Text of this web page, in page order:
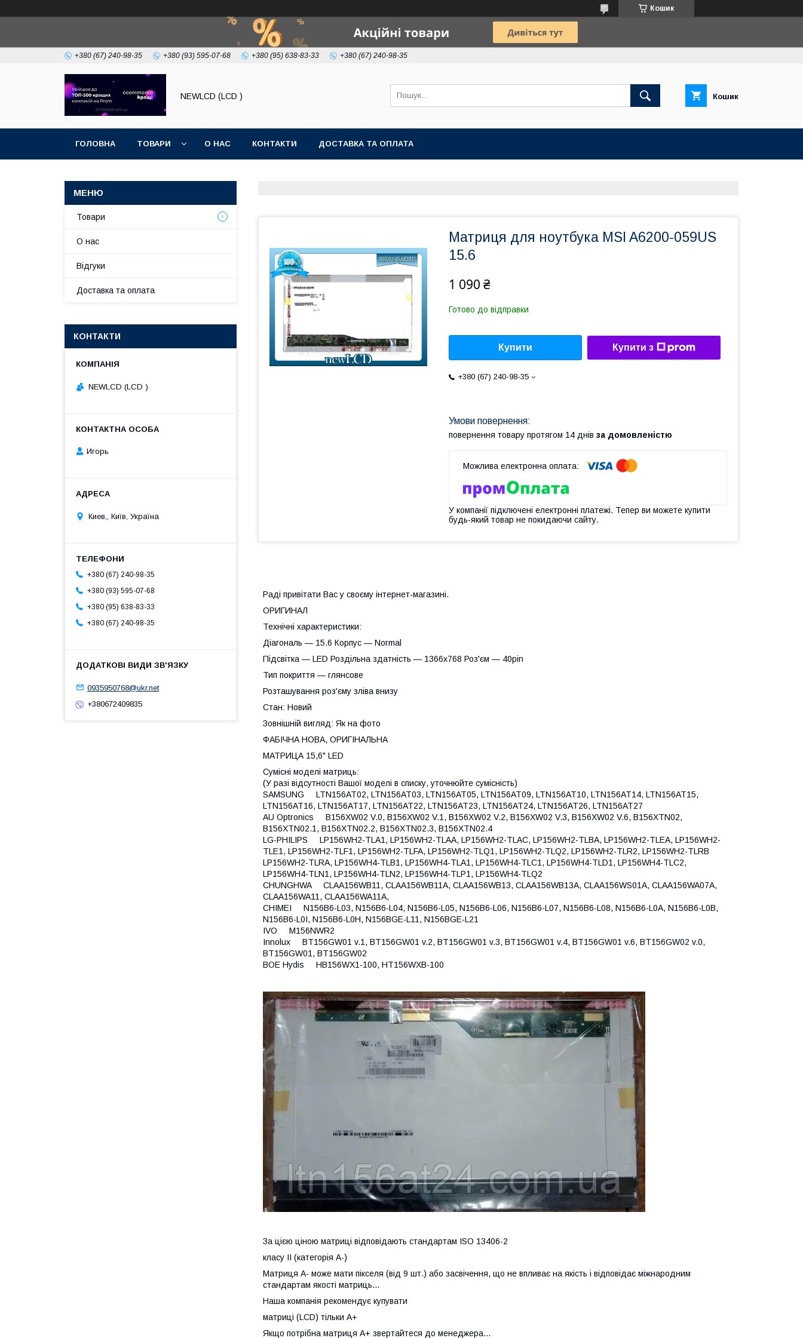
Кошик
+380 (67) 240-98-35 +380 (93) 595-07-68 +380 (95) 638-83-33 +380 (67) 240-98-35
NEWLCD (LCD ) Кошик
ГОЛОВНА ТОВАРИ О НАС КОНТАКТИ ДОСТАВКА ТА ОПЛАТА
Матриця для ноутбука MSI A6200-059US
15.6
1 090 ₴
Готово до відправки
Купити Купити з
+380 (67) 240-98-35
повернення товару протягом 14 днів за домовленістю
У компанії підключені електронні платежі. Тепер ви можете купити
будь-який товар не покидаючи сайту.
Раді привітати Вас у своєму інтернет-магазині.
ОРИГИНАЛ
Технічні характеристики:
Діагональ — 15.6 Корпус — Normal
Підсвітка — LED Роздільна здатність — 1366х768 Роз'єм — 40pin
Тип покриття — глянсове
Розташування роз'єму зліва внизу
Стан: Новий
Зовнішній вигляд: Як на фото
ФАБІЧНА НОВА, ОРИГІНАЛЬНА
МАТРИЦА 15,6" LED
Сумісні моделі матриць:
(У разі відсутності Вашої моделі в списку, уточнюйте сумісність)
SAMSUNG LTN156AT02, LTN156AT03, LTN156AT05, LTN156AT09, LTN156AT10, LTN156AT14, LTN156AT15,
LTN156AT16, LTN156AT17, LTN156AT22, LTN156AT23, LTN156AT24, LTN156AT26, LTN156AT27
AU Optronics B156XW02 V.0, B156XW02 V.1, B156XW02 V.2, B156XW02 V.3, B156XW02 V.6, B156XTN02,
B156XTN02.1, B156XTN02.2, B156XTN02.3, B156XTN02.4
LG-PHILIPS LP156WH2-TLA1, LP156WH2-TLAA, LP156WH2-TLAC, LP156WH2-TLBA, LP156WH2-TLEA, LP156WH2-
TLE1, LP156WH2-TLF1, LP156WH2-TLFA, LP156WH2-TLQ1, LP156WH2-TLQ2, LP156WH2-TLR2, LP156WH2-TLRB
LP156WH2-TLRA, LP156WH4-TLB1, LP156WH4-TLA1, LP156WH4-TLC1, LP156WH4-TLD1, LP156WH4-TLC2,
LP156WH4-TLN1, LP156WH4-TLN2, LP156WH4-TLP1, LP156WH4-TLQ2
CHUNGHWA CLAA156WB11, CLAA156WB11A, CLAA156WB13, CLAA156WB13A, CLAA156WS01A, CLAA156WA07A,
CLAA156WA11, CLAA156WA11A,
CHIMEI N156B6-L03, N156B6-L04, N156B6-L05, N156B6-L06, N156B6-L07, N156B6-L08, N156B6-L0A, N156B6-L0B,
N156B6-L0I, N156B6-L0H, N156BGE-L11, N156BGE-L21
IVO M156NWR2
Innolux BT156GW01 v.1, BT156GW01 v.2, BT156GW01 v.3, BT156GW01 v.4, BT156GW01 v.6, BT156GW02 v.0,
BT156GW01, BT156GW02
BOE Hydis HB156WX1-100, HT156WXB-100
За цією ціною матриці відповідають стандартам ISO 13406-2
класу II (категорія А-)
Матриця А- може мати пікселя (від 9 шт.) або засвічення, що не впливає на якість і відповідає міжнародним
стандартам якості матриць...
Наша компанія рекомендує купувати
матриці (LCD) тільки А+
Якщо потрібна матриця А+ звертайтеся до менеджера...
Товари
О нас
Відгуки
Доставка та оплата
КОНТАКТИ
NEWLCD (LCD )
Игорь
Киев,, Київ, Україна
+380 (67) 240-98-35
+380 (93) 595-07-68
+380 (95) 638-83-33
+380 (67) 240-98-35
0935950768@ukr.net
+380672409835